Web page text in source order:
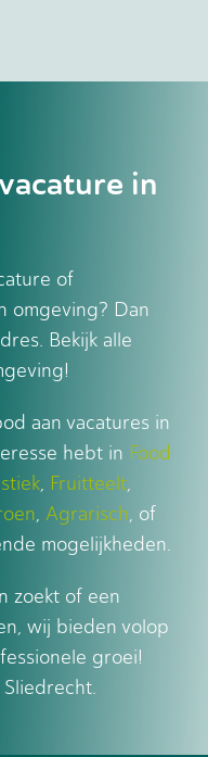
in
of
omgeving? Dan
Bekijk alle
aan vacatures in
hebt in Food
, Fruitteelt,
, Agrarisch, of
mogelijkheden.
zoekt of een
wij bieden volop
groei!
Sliedrecht.